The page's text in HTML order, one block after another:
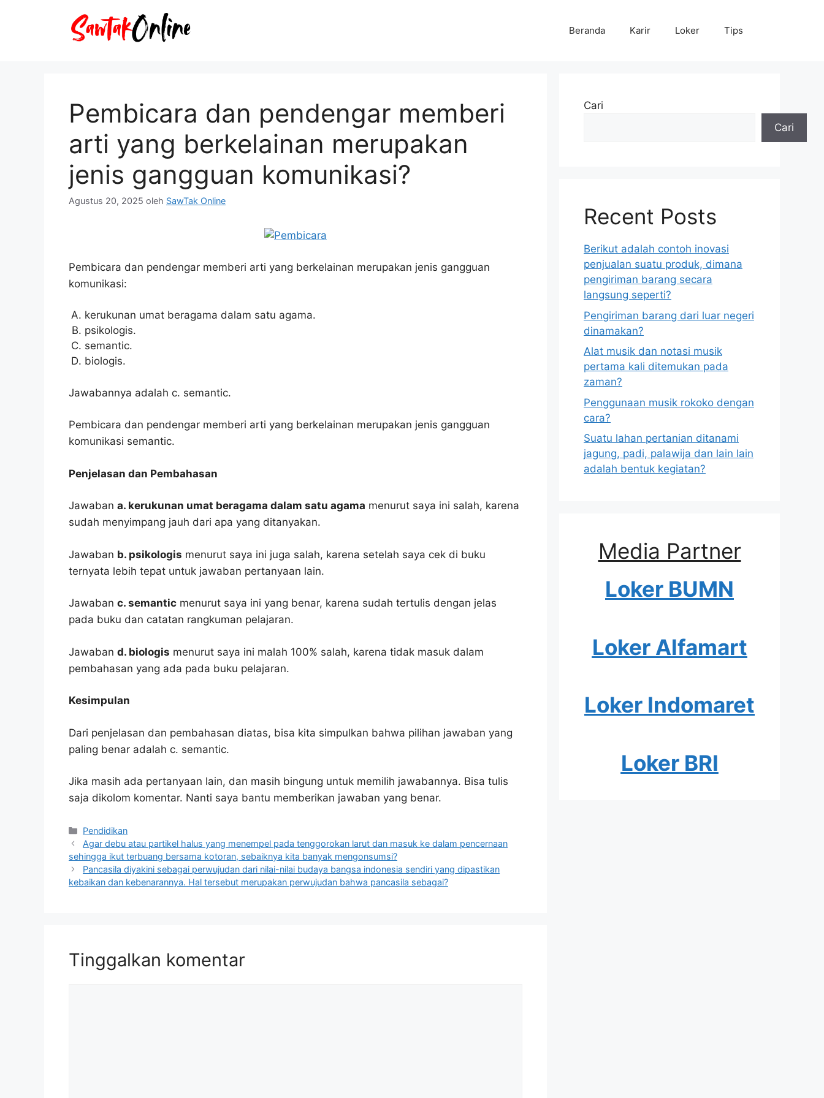
Beranda Karir Loker Tips
Pembicara dan pendengar memberi
arti yang berkelainan merupakan
jenis gangguan komunikasi?
Agustus 20, 2025 oleh SawTak Online
Pembicara dan pendengar memberi arti yang berkelainan merupakan jenis gangguan
komunikasi:
kerukunan umat beragama dalam satu agama.
psikologis.
semantic.
biologis.
Jawabannya adalah c. semantic.
Pembicara dan pendengar memberi arti yang berkelainan merupakan jenis gangguan
komunikasi semantic.
Penjelasan dan Pembahasan
Jawaban a. kerukunan umat beragama dalam satu agama menurut saya ini salah, karena
sudah menyimpang jauh dari apa yang ditanyakan.
Jawaban b. psikologis menurut saya ini juga salah, karena setelah saya cek di buku
ternyata lebih tepat untuk jawaban pertanyaan lain.
Jawaban c. semantic menurut saya ini yang benar, karena sudah tertulis dengan jelas
pada buku dan catatan rangkuman pelajaran.
Jawaban d. biologis menurut saya ini malah 100% salah, karena tidak masuk dalam
pembahasan yang ada pada buku pelajaran.
Kesimpulan
Dari penjelasan dan pembahasan diatas, bisa kita simpulkan bahwa pilihan jawaban yang
paling benar adalah c. semantic.
Jika masih ada pertanyaan lain, dan masih bingung untuk memilih jawabannya. Bisa tulis
saja dikolom komentar. Nanti saya bantu memberikan jawaban yang benar.
Kategori
Pendidikan
Agar debu atau partikel halus yang menempel pada tenggorokan larut dan masuk ke dalam pencernaan
sehingga ikut terbuang bersama kotoran, sebaiknya kita banyak mengonsumsi?
Pancasila diyakini sebagai perwujudan dari nilai-nilai budaya bangsa indonesia sendiri yang dipastikan
kebaikan dan kebenarannya. Hal tersebut merupakan perwujudan bahwa pancasila sebagai?
Tinggalkan komentar
Cari
Cari
Recent Posts
Berikut adalah contoh inovasi
penjualan suatu produk, dimana
pengiriman barang secara
langsung seperti?
Pengiriman barang dari luar negeri
dinamakan?
Alat musik dan notasi musik
pertama kali ditemukan pada
zaman?
Penggunaan musik rokoko dengan
cara?
Suatu lahan pertanian ditanami
jagung, padi, palawija dan lain lain
adalah bentuk kegiatan?
Media Partner
Loker BUMN
Loker Alfamart
Loker Indomaret
Loker BRI